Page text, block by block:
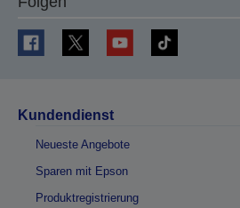
Kundendienst
Neueste Angebote
Sparen mit Epson
Produktregistrierung